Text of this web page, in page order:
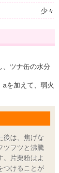
少々
、ツナ缶の水分
を加えて、弱火
後は、焦げな
ツフツと沸騰
。片栗粉はよ
つけることが